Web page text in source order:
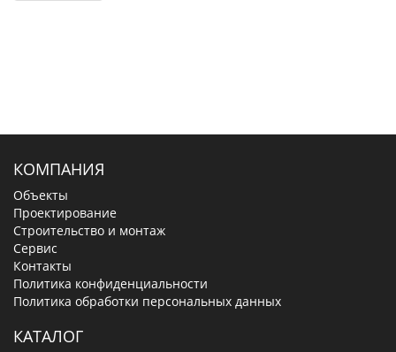
КОМПАНИЯ
Объекты
Проектирование
Строительство и монтаж
Сервис
Контакты
Политика конфиденциальности
Политика обработки персональных данных
КАТАЛОГ